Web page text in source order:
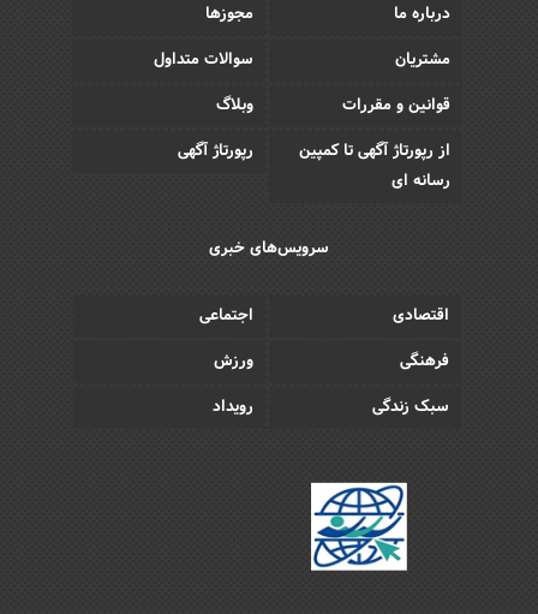
درباره ما
مجوزها
مشتریان
سوالات متداول
قوانین و مقررات
وبلاگ
از رپورتاژ آگهی تا کمپین
رسانه ای
رپورتاژ آگهی
سرویس‌های خبری
اقتصادی
اجتماعی
فرهنگی
ورزش
سبک زندگی
رویداد